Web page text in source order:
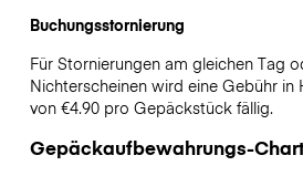
Buchungsstornierung
Für Stornierungen am gleichen Tag
Nichterscheinen wird eine Gebühr in
von €4.90 pro Gepäckstück fällig.
Gepäckaufbewahrungs-Chart